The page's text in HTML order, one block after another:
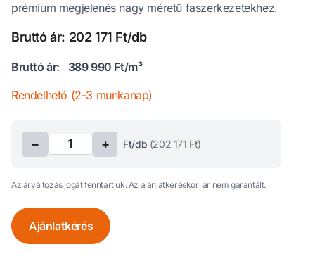
prémium megjelenés nagy méretű faszerkezetekhez.
Bruttó ár: 202 171 Ft/db
Bruttó ár:
389 990 Ft/m³
Rendelhető (2-3 munkanap)
− + Ft/db (202 171 Ft)
Az árváltozás jogát fenntartjuk. Az ajánlatkéréskori ár nem garantált.
Ajánlatkérés